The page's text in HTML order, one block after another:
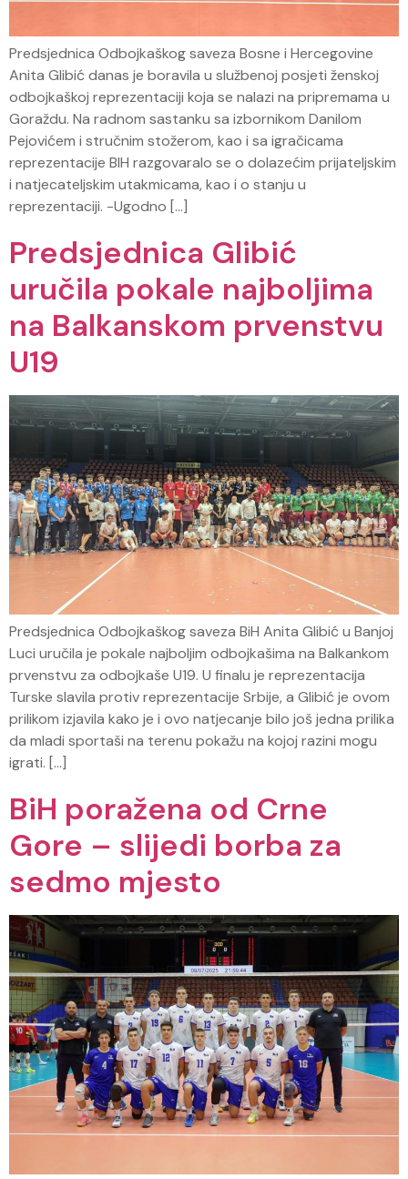
Predsjednica Odbojkaškog saveza Bosne i Hercegovine
Anita Glibić danas je boravila u službenoj posjeti ženskoj
odbojkaškoj reprezentaciji koja se nalazi na pripremama u
Goraždu. Na radnom sastanku sa izbornikom Danilom
Pejovićem i stručnim stožerom, kao i sa igračicama
reprezentacije BIH razgovaralo se o dolazećim prijateljskim
i natjecateljskim utakmicama, kao i o stanju u
reprezentaciji. -Ugodno […]
Predsjednica Glibić
uručila pokale najboljima
na Balkanskom prvenstvu
U19
Predsjednica Odbojkaškog saveza BiH Anita Glibić u Banjoj
Luci uručila je pokale najboljim odbojkašima na Balkankom
prvenstvu za odbojkaše U19. U finalu je reprezentacija
Turske slavila protiv reprezentacije Srbije, a Glibić je ovom
prilikom izjavila kako je i ovo natjecanje bilo još jedna prilika
da mladi sportaši na terenu pokažu na kojoj razini mogu
igrati. […]
BiH poražena od Crne
Gore – slijedi borba za
sedmo mjesto